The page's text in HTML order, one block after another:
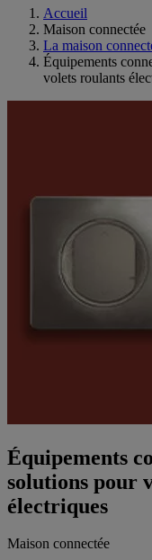
Accueil
Maison connectée
La maison
Équipements
volets roulants
Équipements
solutions pour
électriques
Maison connectée